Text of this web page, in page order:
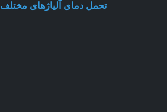
تحمل دمای آلیاژهای